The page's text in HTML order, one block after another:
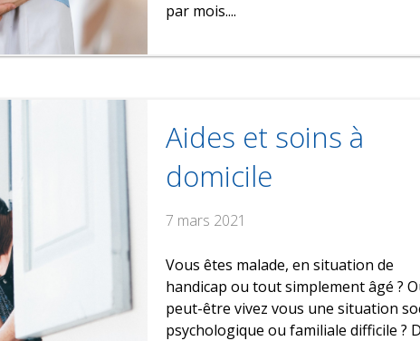
par mois....
Aides et soins à
domicile
7 mars 2021
Vous êtes malade, en situation de
handicap ou tout simplement âgé ?
peut-être vivez vous une situation
psychologique ou familiale difficile ?